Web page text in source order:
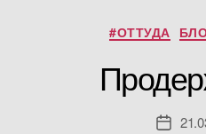
#ОТТУДА
Дата